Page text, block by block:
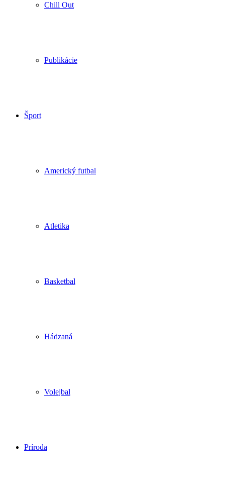
Chill Out
Publikácie
Šport
Americký futbal
Atletika
Basketbal
Hádzaná
Volejbal
Príroda